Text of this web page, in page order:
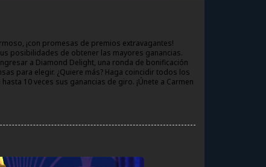
¡con promesas de premios extravagantes!
posibilidades de obtener las mayores ganancias.
a Diamond Delight, una ronda de bonificación
para elegir. ¿Quiere más? Haga coincidir todos los
10 veces sus ganancias de giro. ¡Únete a Carmen